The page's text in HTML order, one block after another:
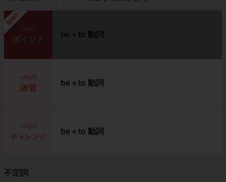
勉強中
be＋to 動詞
練習
be＋to 動詞
チャレンジ
be＋to 動詞
不定詞